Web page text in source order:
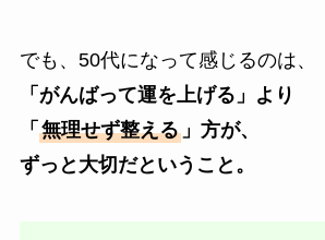
でも、50代になって感じるのは、
「がんばって運を上げる」より
「 無理せず整える」方が、
ずっと大切だということ。